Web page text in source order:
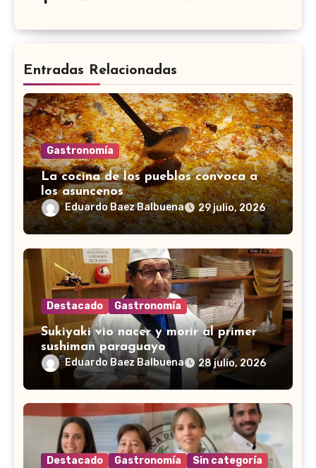
Entradas Relacionadas
Gastronomía
La cocina de los pueblos convoca a
los asuncenos
Eduardo Baez Balbuena 29 julio, 2026
Destacado Gastronomía
Sukiyaki vio nacer y morir al primer
sushiman paraguayo
Eduardo Baez Balbuena 28 julio, 2026
Destacado Gastronomía Sin categoría